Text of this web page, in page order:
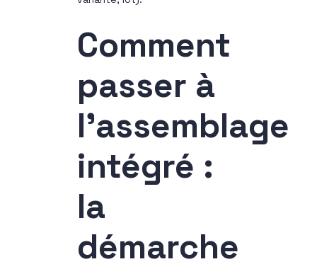
Comment
passer à
l’assemblage
intégré :
la
démarche